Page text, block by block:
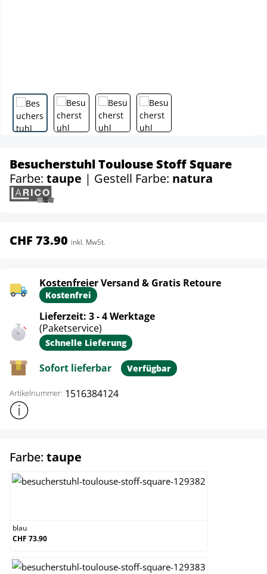
Besucherstuhl Toulouse Stoff Square
Farbe: taupe | Gestell Farbe: natura
CHF 73.90 inkl. MwSt.
Kostenfreier Versand & Gratis Retoure
Kostenfrei
Lieferzeit: 3 - 4 Werktage
(Paketservice)
Schnelle Lieferung
Sofort lieferbar Verfügbar
Artikelnummer: 1516384124
Weitere Produktinformationen anzeigen
Farbe: taupe
blau
CHF 73.90